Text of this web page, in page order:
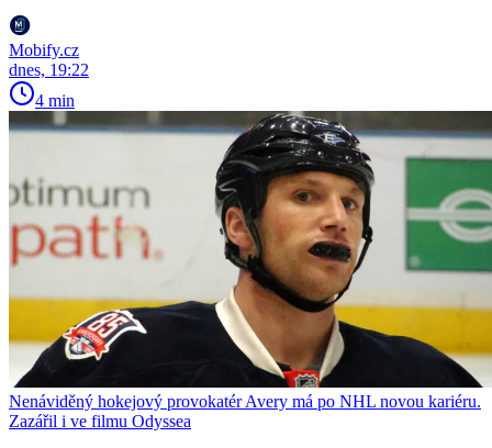
Mobify.cz
dnes, 19:22
4 min
Nenáviděný hokejový provokatér Avery má po NHL novou kariéru.
Zazářil i ve filmu Odyssea